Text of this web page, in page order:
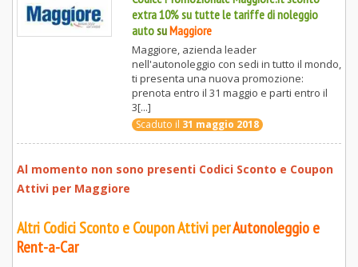
extra 10% su tutte le tariffe di noleggio
autosuMaggiore
Maggiore, azienda leader
nell'autonoleggio con sedi in tutto il mondo,
ti presenta una nuova promozione:
prenota entro il 31 maggio e parti entro il
3[...]
Scaduto il 31 maggio 2018
Al momento non sono presenti Codici Sconto e Coupon
Attivi per Maggiore
Altri Codici Sconto e Coupon Attivi perAutonoleggio e
Rent-a-Car